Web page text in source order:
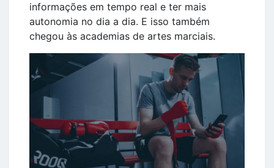
informações em tempo real e ter mais
autonomia no dia a dia. E isso também
chegou às academias de artes marciais.